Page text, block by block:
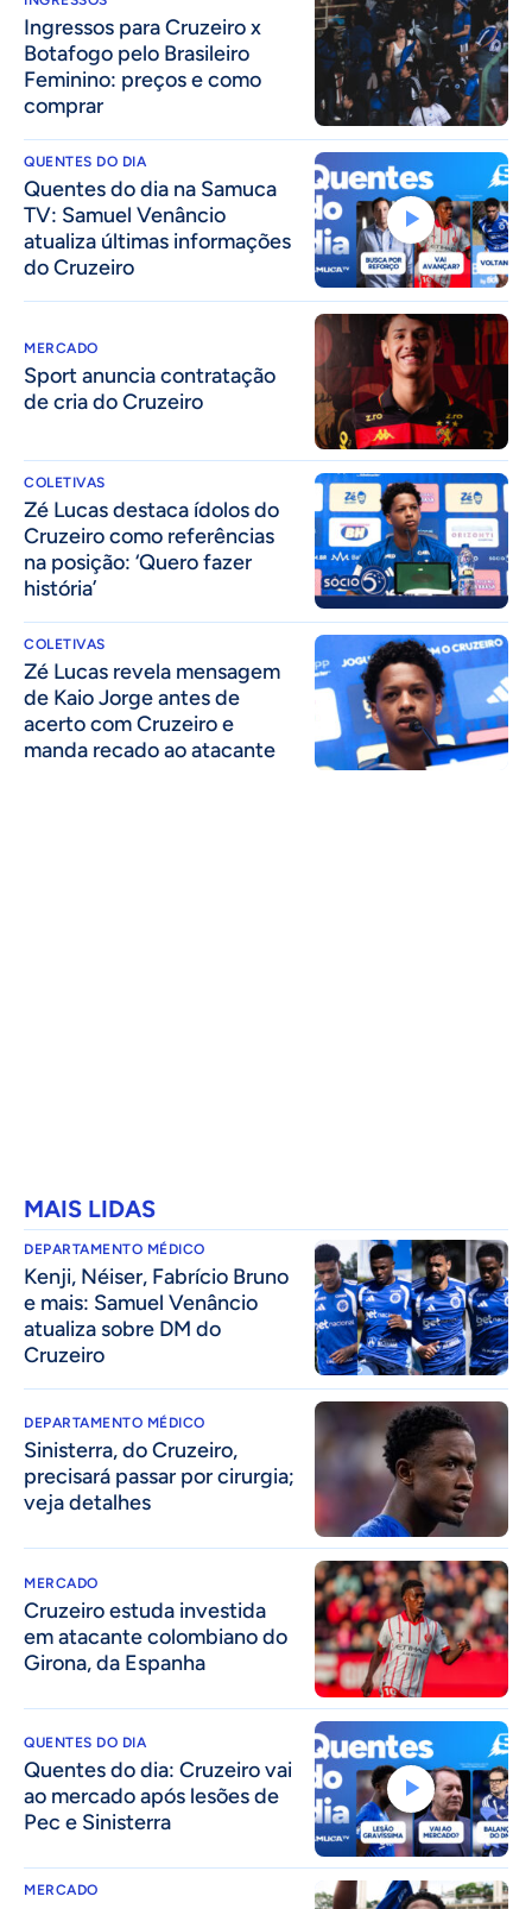
Ingressos para Cruzeiro x
Botafogo pelo Brasileiro
Feminino: preços e como
comprar
QUENTES DO DIA
Quentes do dia na Samuca
TV: Samuel Venâncio
atualiza últimas informações
do Cruzeiro
MERCADO
Sport anuncia contratação
de cria do Cruzeiro
COLETIVAS
Zé Lucas destaca ídolos do
Cruzeiro como referências
na posição: ‘Quero fazer
história’
COLETIVAS
Zé Lucas revela mensagem
de Kaio Jorge antes de
acerto com Cruzeiro e
manda recado ao atacante
MAIS LIDAS
DEPARTAMENTO MÉDICO
Kenji, Néiser, Fabrício Bruno
e mais: Samuel Venâncio
atualiza sobre DM do
Cruzeiro
DEPARTAMENTO MÉDICO
Sinisterra, do Cruzeiro,
precisará passar por cirurgia;
veja detalhes
MERCADO
Cruzeiro estuda investida
em atacante colombiano do
Girona, da Espanha
QUENTES DO DIA
Quentes do dia: Cruzeiro vai
ao mercado após lesões de
Pec e Sinisterra
MERCADO